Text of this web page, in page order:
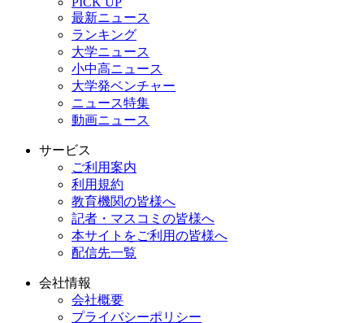
最新ニュース
ランキング
大学ニュース
小中高ニュース
大学発ベンチャー
ニュース特集
動画ニュース
サービス
ご利用案内
利用規約
教育機関の皆様へ
記者・マスコミの皆様へ
本サイトをご利用の皆様へ
配信先一覧
会社情報
会社概要
プライバシーポリシー